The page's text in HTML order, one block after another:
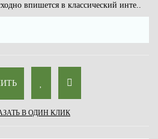
впишется в классический инте..
В ОДИН КЛИК